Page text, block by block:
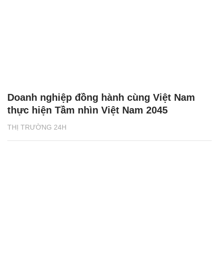
THỊ TRƯỜNG 24H
Doanh nghiệp đồng hành cùng Việt Nam
thực hiện Tầm nhìn Việt Nam 2045